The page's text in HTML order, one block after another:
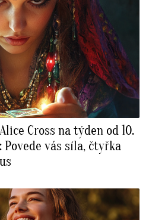
Cross na týden od 10.
Povede vás síla, čtyřka